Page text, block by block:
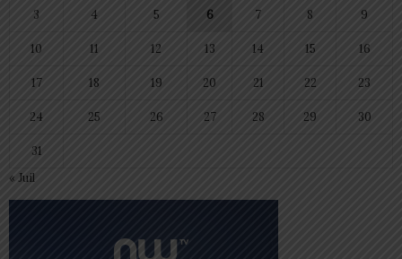
3 4 5 6 7 8 9
10 11 12 13 14 15 16
17 18 19 20 21 22 23
24 25 26 27 28 29 30
31
« Juil